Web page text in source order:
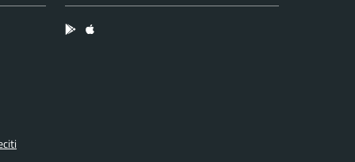
App Android
App IOS